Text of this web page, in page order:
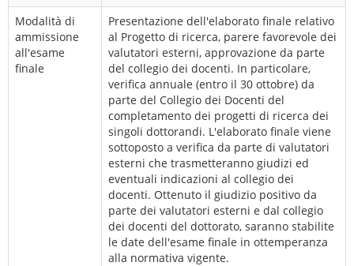
Modalità di
ammissione
all'esame
finale
Presentazione dell'elaborato finale relativo
al Progetto di ricerca, parere favorevole dei
valutatori esterni, approvazione da parte
del collegio dei docenti. In particolare,
verifica annuale (entro il 30 ottobre) da
parte del Collegio dei Docenti del
completamento dei progetti di ricerca dei
singoli dottorandi. L'elaborato finale viene
sottoposto a verifica da parte di valutatori
esterni che trasmetteranno giudizi ed
eventuali indicazioni al collegio dei
docenti. Ottenuto il giudizio positivo da
parte dei valutatori esterni e dal collegio
dei docenti del dottorato, saranno stabilite
le date dell'esame finale in ottemperanza
alla normativa vigente.